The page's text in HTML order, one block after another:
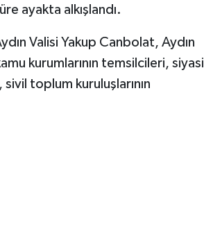
ayakta alkışlandı.
Valisi Yakup Canbolat, Aydın
kurumlarının temsilcileri, siyasi
toplum kuruluşlarının